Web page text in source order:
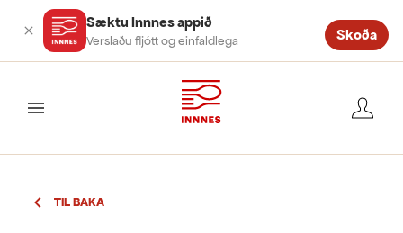
Sæktu Innnes appið
Verslaðu fljótt og einfaldlega Skoða
valmynd
TIL BAKA